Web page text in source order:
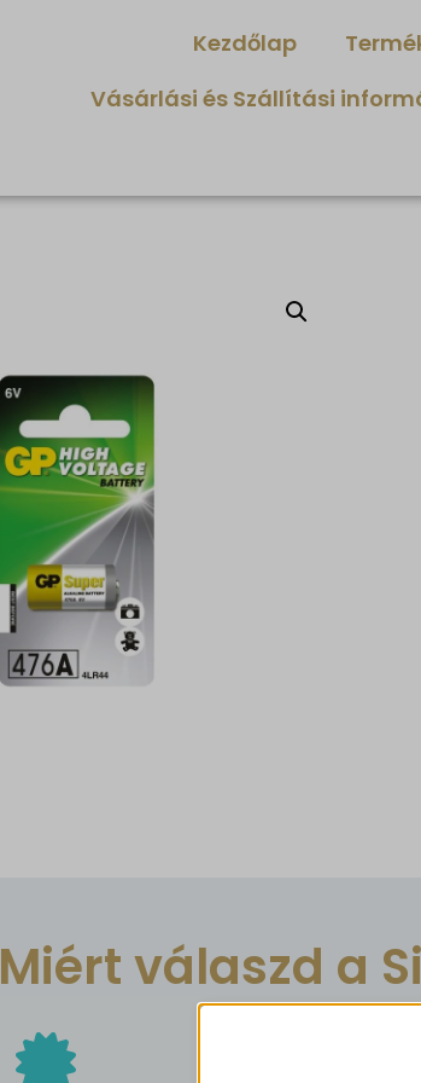
Kezdőlap
Vásárlási és Szállítási
Miért válaszd a